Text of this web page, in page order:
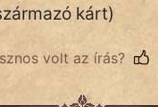
kárt)
volt az írás?